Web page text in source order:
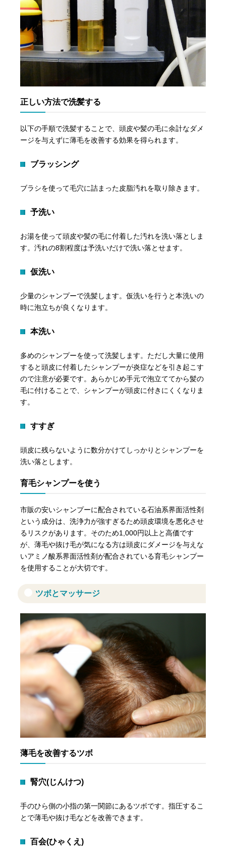
正しい方法で洗髪する
以下の手順で洗髪することで、頭皮や髪の毛に余計なダメ
ージを与えずに薄毛を改善する効果を得られます。
ブラッシング
ブラシを使って毛穴に詰まった皮脂汚れを取り除きます。
予洗い
お湯を使って頭皮や髪の毛に付着した汚れを洗い落としま
す。汚れの8割程度は予洗いだけで洗い落とせます。
仮洗い
少量のシャンプーで洗髪します。仮洗いを行うと本洗いの
時に泡立ちが良くなります。
本洗い
多めのシャンプーを使って洗髪します。ただし大量に使用
すると頭皮に付着したシャンプーが炎症などを引き起こす
ので注意が必要です。あらかじめ手元で泡立ててから髪の
毛に付けることで、シャンプーが頭皮に付きにくくなりま
す。
すすぎ
頭皮に残らないように数分かけてしっかりとシャンプーを
洗い落とします。
育毛シャンプーを使う
市販の安いシャンプーに配合されている石油系界面活性剤
という成分は、洗浄力が強すぎるため頭皮環境を悪化させ
るリスクがあります。そのため1,000円以上と高価です
が、薄毛や抜け毛が気になる方は頭皮にダメージを与えな
いアミノ酸系界面活性剤が配合されている育毛シャンプー
を使用することが大切です。
ツボとマッサージ
薄毛を改善するツボ
腎穴(じんけつ)
手のひら側の小指の第一関節にあるツボです。指圧するこ
とで薄毛や抜け毛などを改善できます。
百会(ひゃくえ)